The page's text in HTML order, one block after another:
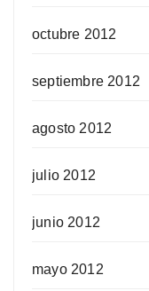
octubre 2012
septiembre 2012
agosto 2012
julio 2012
junio 2012
mayo 2012